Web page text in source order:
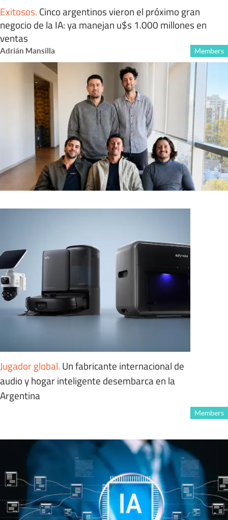
Exitosos. Cinco argentinos vieron el próximo gran
negocio de la IA: ya manejan u$s 1.000 millones en
ventas
Adrián Mansilla Members
Jugador global. Un fabricante internacional de
audio y hogar inteligente desembarca en la
Argentina
Members